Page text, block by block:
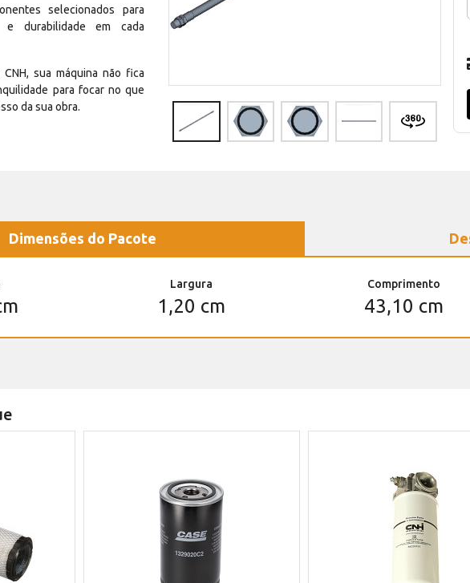
selecionados para
e durabilidade em cada
sua máquina não fica
para focar no que
da sua obra.
Dimensões do Pacote
Largura
1,20 cm
Comprimento
43,10 cm